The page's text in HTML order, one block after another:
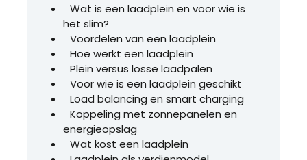
Wat is een laadplein en voor wie is
het slim?
Voordelen van een laadplein
Hoe werkt een laadplein
Plein versus losse laadpalen
Voor wie is een laadplein geschikt
Load balancing en smart charging
Koppeling met zonnepanelen en
energieopslag
Wat kost een laadplein